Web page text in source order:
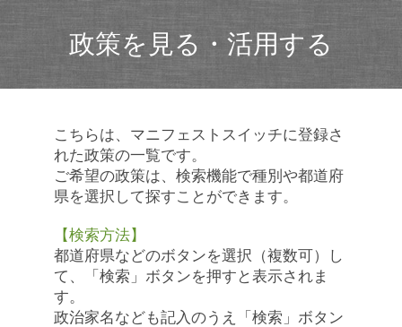
政策を見る・活用する
こちらは、マニフェストスイッチに登録さ
れた政策の一覧です。
ご希望の政策は、検索機能で種別や都道府
県を選択して探すことができます。
【検索方法】
都道府県などのボタンを選択（複数可）し
て、「検索」ボタンを押すと表示されま
す。
政治家名なども記入のうえ「検索」ボタン